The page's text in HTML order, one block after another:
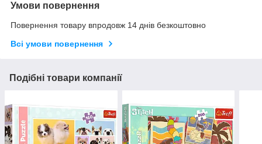
Умови повернення
Повернення товару впродовж 14 днів безкоштовно
Всі умови повернення
Подібні товари компанії